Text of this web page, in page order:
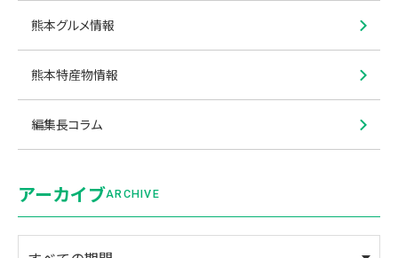
熊本グルメ情報
熊本特産物情報
編集長コラム
アーカイブARCHIVE